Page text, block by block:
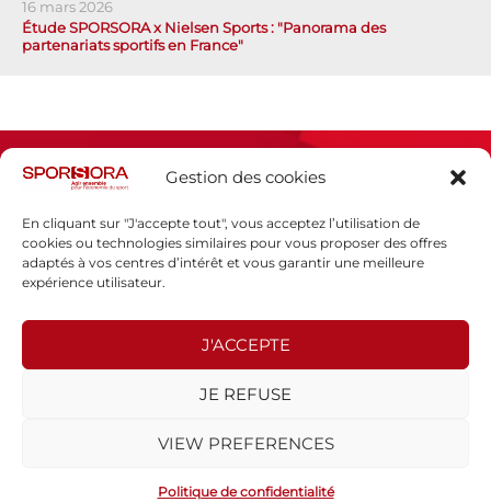
Gestion des cookies
En cliquant sur "J'accepte tout", vous acceptez l’utilisation de
cookies ou technologies similaires pour vous proposer des offres
adaptés à vos centres d’intérêt et vous garantir une meilleure
expérience utilisateur.
J'ACCEPTE
JE REFUSE
VIEW PREFERENCES
Politique de confidentialité
16 mars 2026
Étude SPORSORA x Nielsen Sports : "Panorama des
partenariats sportifs en France"
Espace presse
Politique de confidentialité
SPORSORA
75015 PARIS
WEB Stratégies- © 2026 Tous droits réservés.